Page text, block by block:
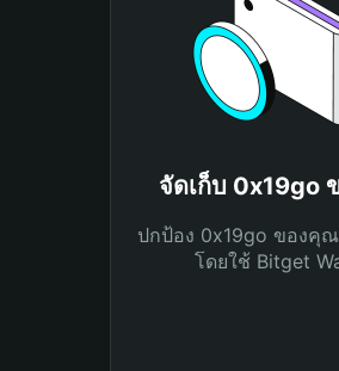
จัดเก็บ 0x19go
ปกป้อง 0x19go ของคุ
โดยใช้ Bitget